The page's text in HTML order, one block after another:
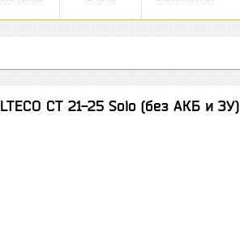
CT 21-25 Solo (без АКБ и ЗУ)